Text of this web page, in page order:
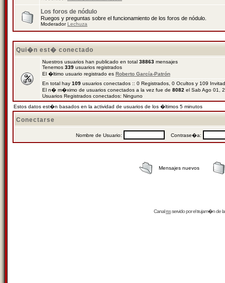
Los foros de nódulo
Ruegos y preguntas sobre el funcionamiento de los foros de nódulo.
ModeradorLechuza
Qui�n est� conectado
Nuestros usuarios han publicado en total 38863 mensajes
Tenemos 339 usuarios registrados
El �ltimo usuario registrado es Roberto García-Patrón
En total hay 109 usuarios conectados :: 0 Registrados, 0 Ocultos y 109
El n� m�ximo de usuarios conectados a la vez fue de 8082 el Sab Ago 01,
Usuarios Registrados conectados: Ninguno
Estos datos est�n basados en la actividad de usuarios de los �ltimos 5 minutos
Conectarse
Nombre de Usuario: Contrase�a:
Mensajes nuevos
Canalrssservido por eltrujam�nde